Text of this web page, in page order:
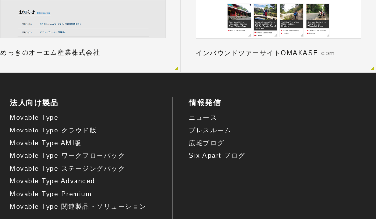
めっきのオーエム産業株式会社 インバウンドツアーサイトOMAKASE.com
法人向け製品
Movable Type
Movable Type クラウド版
Movable Type AMI版
Movable Type ワークフローパック
Movable Type ステージングパック
Movable Type Advanced
Movable Type Premium
Movable Type 関連製品・ソリューション
情報発信
ニュース
プレスルーム
広報ブログ
Six Apart ブログ